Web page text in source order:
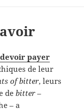
payer
de leur
of bitter, leurs
debitter –
– a